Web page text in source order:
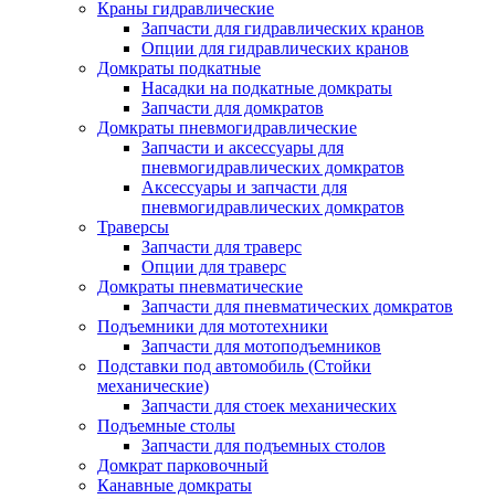
Краны гидравлические
Запчасти для гидравлических кранов
Опции для гидравлических кранов
Домкраты подкатные
Насадки на подкатные домкраты
Запчасти для домкратов
Домкраты пневмогидравлические
Запчасти и аксессуары для
пневмогидравлических домкратов
Аксессуары и запчасти для
пневмогидравлических домкратов
Траверсы
Запчасти для траверс
Опции для траверс
Домкраты пневматические
Запчасти для пневматических домкратов
Подъемники для мототехники
Запчасти для мотоподъемников
Подставки под автомобиль (Стойки
механические)
Запчасти для стоек механических
Подъемные столы
Запчасти для подъемных столов
Домкрат парковочный
Канавные домкраты